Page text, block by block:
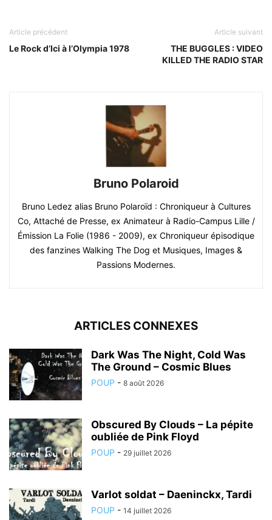
Article précédent
Le Rock d’Ici à l’Olympia 1978
Article suivant
THE BUGGLES : VIDEO
KILLED THE RADIO STAR
Bruno Polaroid
Bruno Ledez alias Bruno Polaroïd : Chroniqueur à Cultures
Co, Attaché de Presse, ex Animateur à Radio-Campus Lille /
Émission La Folie (1986 - 2009), ex Chroniqueur épisodique
des fanzines Walking The Dog et Musiques, Images &
Passions Modernes.
ARTICLES CONNEXES
Dark Was The Night, Cold Was
The Ground – Cosmic Blues
POUP - 8 août 2026
Obscured By Clouds – La pépite
oubliée de Pink Floyd
POUP - 29 juillet 2026
Varlot soldat – Daeninckx, Tardi
POUP - 14 juillet 2026